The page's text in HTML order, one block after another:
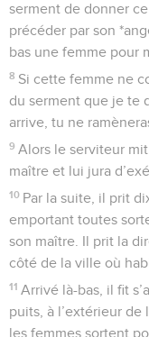
serment de donner
précéder par son
bas une femme pour
8 Si cette femme ne
du serment que je te
arrive, tu ne
9 Alors le serviteur mit
maître et lui jura
10 Par la suite, il prit
emportant toutes
son maître. Il prit la
côté de la ville où
11 Arrivé là-bas, il fit
puits, à l’extérieur de
les femmes sortent